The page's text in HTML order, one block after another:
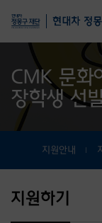
CMK 문화
장학생 선
지원안내
지원하기